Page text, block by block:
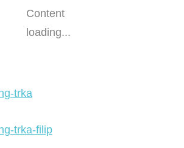
Content
loading...